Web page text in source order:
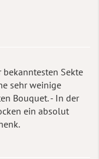
Sekte
sehr weinige
Bouquet. - In der
ein absolut